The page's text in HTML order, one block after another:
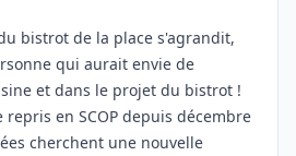
bistrot de la place s'agrandit,
qui aurait envie de
et dans le projet du bistrot !
repris en SCOP depuis décembre
cherchent une nouvelle